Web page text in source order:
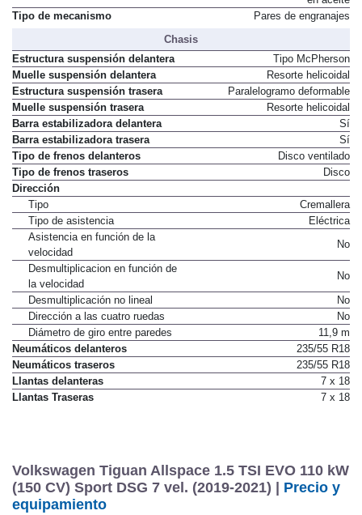
Tipo de Embrague
en aceite
Chasis
Estructura suspensión delantera
Tipo McPherson
Muelle suspensión delantera
Resorte helicoidal
Estructura suspensión trasera
Paralelogramo deformable
Muelle suspensión trasera
Resorte helicoidal
Barra estabilizadora delantera
Sí
Barra estabilizadora trasera
Sí
Tipo de frenos delanteros
Disco ventilado
Tipo de frenos traseros
Dirección
Tipo
Cremallera
Tipo de asistencia
Asistencia en función de la
velocidad
Desmultiplicacion en función de
la velocidad
Desmultiplicación no lineal
No
Dirección a las cuatro ruedas
No
Diámetro de giro entre paredes
11,9 m
Neumáticos delanteros
235/55 R18
Neumáticos traseros
235/55 R18
Llantas delanteras
7 x 18
Volkswagen Tiguan Allspace 1.5 TSI EVO 110 kW
(150 CV) Sport DSG 7 vel. (2019-2021) |
Precio y